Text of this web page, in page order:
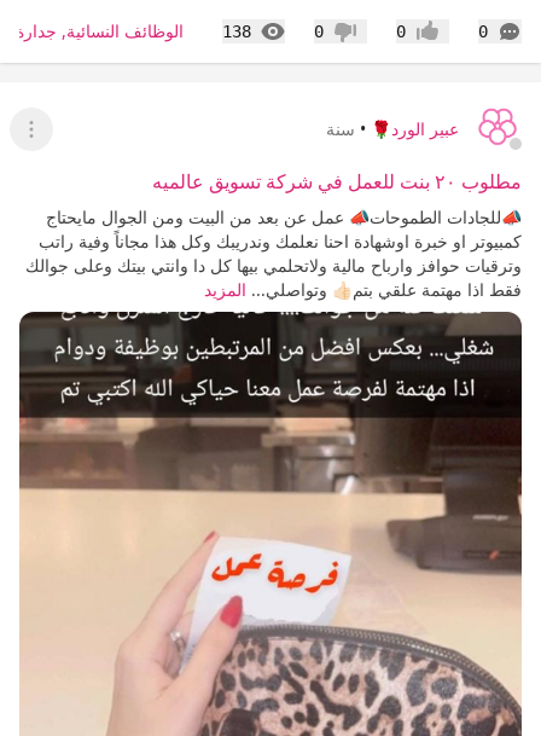
0
التعليقات إعجاب0 عدم إعجاب
0
138
المشاهدات الوظائف النسائية,
عبير الورد🌹 • سنة
عرض
مطلوب ٢٠ بنت للعمل في شركة تسويق عالميه
📣للجادات الطموحات📣 عمل عن بعد من البيت ومن الجوال مايحتاج
كمبيوتر او خبرة اوشهادة احنا نعلمك وندريبك وكل هذا مجاناً وفية راتب
وترقيات حوافز وارباح مالية ولاتحلمي بيها كل دا وانتي بيتك وعلى جوالك
فقط اذا مهتمة علقي بتم👍🏻 وتواصلي... المزيد